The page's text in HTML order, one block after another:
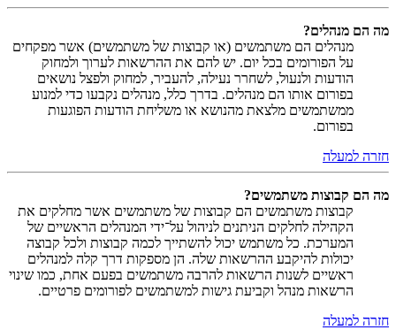
מה הם מנהלים?
מנהלים הם משתמשים (או קבוצות של משתמשים) אשר מפקחים
על הפורומים בכל יום. יש להם את ההרשאות לערוך ולמחוק
הודעות ולנעול, לשחרר נעילה, להעביר, למחוק ולפצל נושאים
בפורום אותו הם מנהלים. בדרך כלל, מנהלים נקבעו כדי למנוע
ממשתמשים מלצאת מהנושא או משליחת הודעות הפוגעות
בפורום.
חזרה למעלה
מה הם קבוצות משתמשים?
קבוצות משתמשים הם קבוצות של משתמשים אשר מחלקים את
הקהילה לחלקים הניתנים לניהול על־ידי המנהלים הראשיים של
המערכת. כל משתמש יכול להשתייך לכמה קבוצות ולכל קבוצה
יכולות להיקבע ההרשאות שלה. הן מספקות דרך קלה למנהלים
ראשיים לשנות הרשאות להרבה משתמשים בפעם אחת, כמו שינוי
הרשאות מנהל וקביעת גישות למשתמשים לפורומים פרטיים.
חזרה למעלה